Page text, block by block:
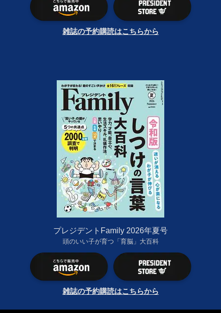
雑誌の予約購読はこちらから
プレジデントFamily 2026年夏号
頭のいい子が育つ「育脳」大百科
雑誌の予約購読はこちらから